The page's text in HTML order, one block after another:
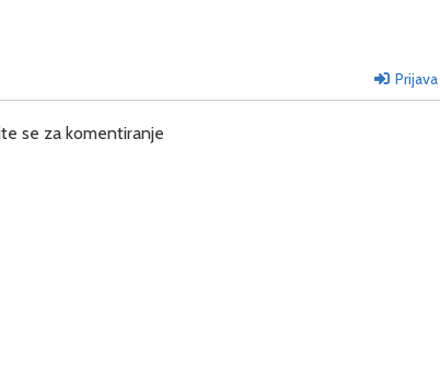
Prijava
se za komentiranje